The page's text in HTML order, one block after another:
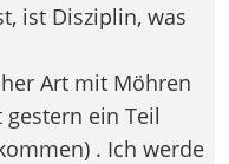
ist Disziplin, was
Art mit Möhren
ein Teil
. Ich werde